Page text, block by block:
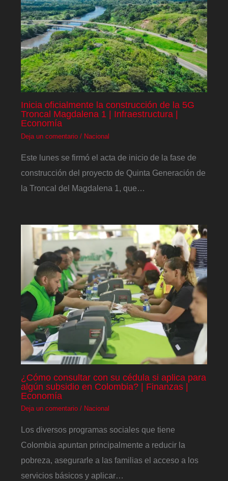
Inicia oficialmente la construcción de la 5G
Troncal Magdalena 1 | Infraestructura |
Economía
Deja un comentario / Nacional
Este lunes se firmó el acta de inicio de la fase de
construcción del proyecto de Quinta Generación de
la Troncal del Magdalena 1, que…
¿Cómo consultar con su cédula si aplica para
algún subsidio en Colombia? | Finanzas |
Economía
Deja un comentario / Nacional
Los diversos programas sociales que tiene
Colombia apuntan principalmente a reducir la
pobreza, asegurarle a las familias el acceso a los
servicios básicos y aplicar…